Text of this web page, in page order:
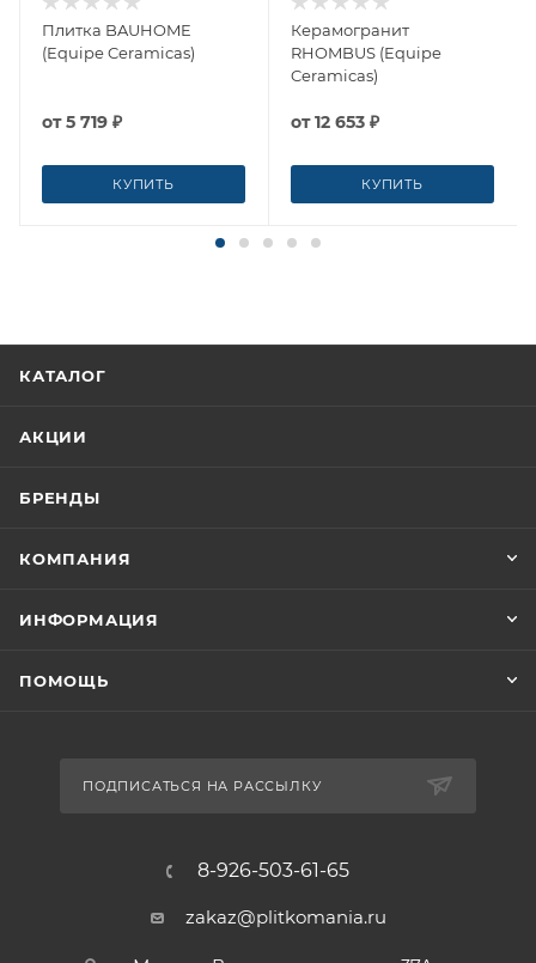
Плитка BAUHOME
(Equipe Ceramicas)
от5 719 ₽
КУПИТЬ
Керамогранит
RHOMBUS (Equipe
Ceramicas)
от12 653 ₽
КУПИТЬ
КАТАЛОГ
АКЦИИ
БРЕНДЫ
КОМПАНИЯ
ИНФОРМАЦИЯ
ПОМОЩЬ
ПОДПИСАТЬСЯ НА РАССЫЛКУ
8-926-503-61-65
zakaz@plitkomania.ru